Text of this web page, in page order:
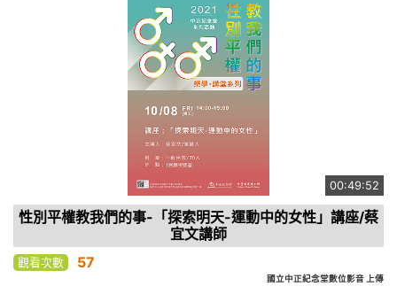
00:49:52
性別平權教我們的事-「探索明天-運動中的女性」講座/蔡
宜文講師
觀看次數 57
國立中正紀念堂數位影音 上傳